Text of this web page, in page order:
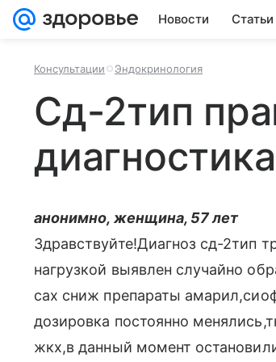
Новости Статьи
Консультации Эндокринология
Сд-2тип
диагностика
анонимно, женщина, 57 лет
Здравствуйте!Диагноз сд-2тип
нагрузкой выявлен случайно
сах сниж препараты
дозировка постоянно
жкх,в данный момент